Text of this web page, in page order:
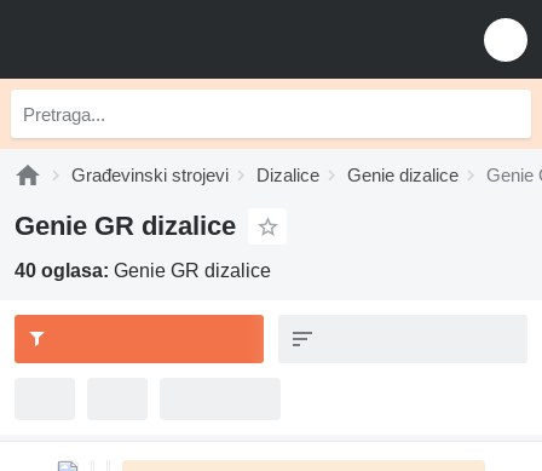
Građevinski strojevi Dizalice Genie dizalice Genie
Genie GR dizalice
40 oglasa: Genie GR dizalice